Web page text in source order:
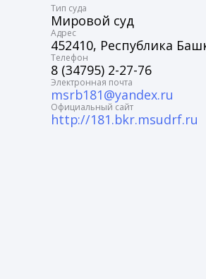
Tип суда
Мировой суд
Адрес
452410, Республика
Телефон
8 (34795) 2-27-76
Электронная почта
msrb181@yandex.ru
Официальный сайт
http://181.bkr.msudrf.ru